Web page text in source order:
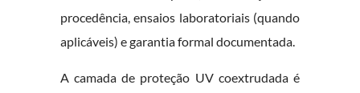
procedência, ensaios laboratoriais (quando
aplicáveis) e garantia formal documentada.
A camada de proteção UV coextrudada é